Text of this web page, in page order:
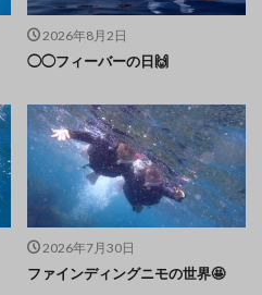
2026年8月2日
◯◯フィーバーの日🙌
2026年7月30日
ファインディングニモの世界🤩